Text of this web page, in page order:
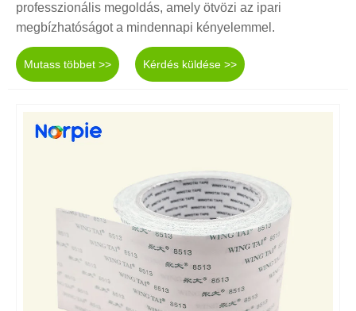
professzionális megoldás, amely ötvözi az ipari
megbízhatóságot a mindennapi kényelemmel.
Mutass többet >> Kérdés küldése >>